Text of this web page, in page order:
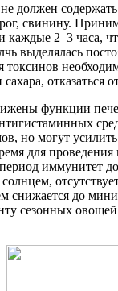
должен
свинину.
2–3 часа,
выделялась
токсинов
отказаться
функции
но могут
для
иммунитет
снижается до
сезонных овощей